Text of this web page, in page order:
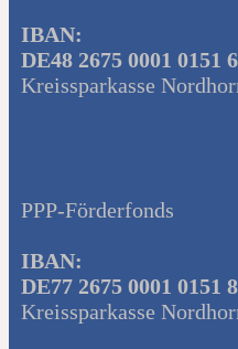
IBAN:
DE48 2675 0001 0151
Kreissparkasse
PPP-Förderfonds
IBAN:
DE77 2675 0001 0151
Kreissparkasse